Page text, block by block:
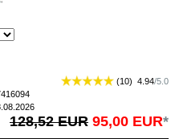
(10) 4.94/5.0
128,52 EUR 95,00 EUR*